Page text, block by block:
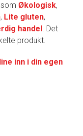
Økologisk,
, Lite gluten,
handel. Det
produkt.
inn i din egen